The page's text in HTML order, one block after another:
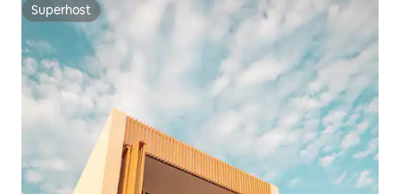
Superhost
Superhost